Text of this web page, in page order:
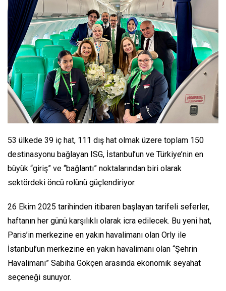
53 ülkede 39 iç hat, 111 dış hat olmak üzere toplam 150
destinasyonu bağlayan ISG, İstanbul’un ve Türkiye’nin en
büyük “giriş” ve “bağlantı” noktalarından biri olarak
sektördeki öncü rolünü güçlendiriyor.
26 Ekim 2025 tarihinden itibaren başlayan tarifeli seferler,
haftanın her günü karşılıklı olarak icra edilecek. Bu yeni hat,
Paris’in merkezine en yakın havalimanı olan Orly ile
İstanbul’un merkezine en yakın havalimanı olan “Şehrin
Havalimanı” Sabiha Gökçen arasında ekonomik seyahat
seçeneği sunuyor.